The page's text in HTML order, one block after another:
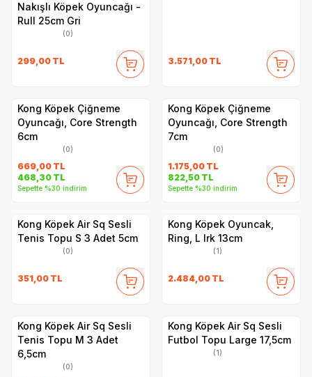
Nakışlı Köpek Oyuncağı -
Rull 25cm Gri
(0)
299,00 TL 3.571,00 TL
Kong Köpek Çiğneme
Oyuncağı, Core Strength
6cm
(0)
669,00 TL
468,30 TL
Sepette %30 indirim
Kong Köpek Çiğneme
Oyuncağı, Core Strength
7cm
(0)
1.175,00 TL
822,50 TL
Sepette %30 indirim
Kong Köpek Air Sq Sesli
Tenis Topu S 3 Adet 5cm
(0)
351,00 TL
Kong Köpek Oyuncak,
Ring, L Irk 13cm
(1)
2.484,00 TL
Kong Köpek Air Sq Sesli
Tenis Topu M 3 Adet
6,5cm
(0)
Kong Köpek Air Sq Sesli
Futbol Topu Large 17,5cm
(1)